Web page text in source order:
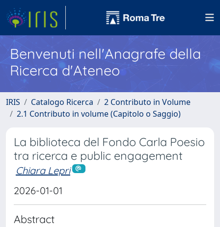
Benvenuti nell'Anagrafe della
Ricerca d'Ateneo
IRIS Catalogo Ricerca
2 Contributo in Volume
2.1 Contributo in volume (Capitolo o Saggio)
La biblioteca del Fondo Carla Poesio
tra ricerca e public engagement
Chiara Lepri
2026-01-01
Abstract